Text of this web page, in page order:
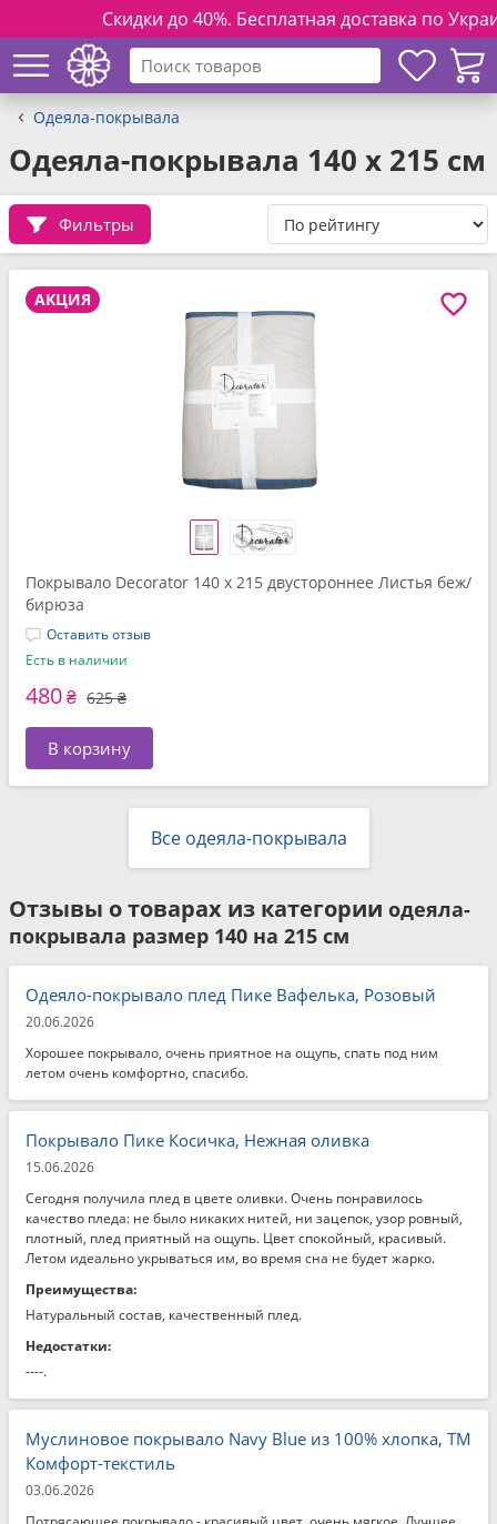
Скидки до 40%. Бесплатная доставка по
Одеяла-покрывала
Одеяла-покрывала 140 x 215 см
Фильтры
АКЦИЯ
Покрывало Decorator 140 x 215 двустороннее Листья беж/
бирюза
Оставить отзыв
Есть в наличии
480₴ 625 ₴
В корзину
Все одеяла-покрывала
Отзывы о товарах из категории одеяла-
покрывала размер 140 на 215 см
Одеяло-покрывало плед Пике Вафелька, Розовый
20.06.2026
Хорошее покрывало, очень приятное на ощупь, спать под ним
летом очень комфортно, спасибо.
Покрывало Пике Косичка, Нежная оливка
15.06.2026
Сегодня получила плед в цвете оливки. Очень понравилось
качество пледа: не было никаких нитей, ни зацепок, узор ровный,
плотный, плед приятный на ощупь. Цвет спокойный, красивый.
Летом идеально укрываться им, во время сна не будет жарко.
Преимущества:
Натуральный состав, качественный плед.
Недостатки:
----.
Муслиновое покрывало Navy Blue из 100% хлопка, ТМ
Комфорт-текстиль
03.06.2026